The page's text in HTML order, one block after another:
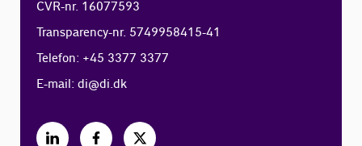
CVR-nr. 16077593
Transparency-nr. 5749958415-41
Telefon: +45 3377 3377
E-mail:di@di.dk